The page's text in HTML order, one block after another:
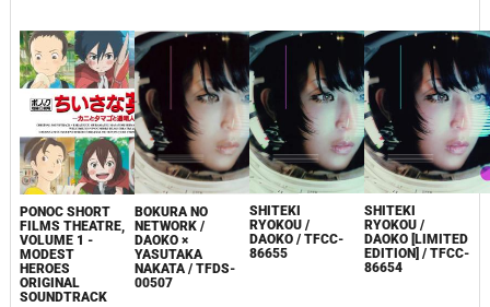
PONOC SHORT
FILMS THEATRE,
VOLUME 1 -
MODEST
HEROES
ORIGINAL
SOUNDTRACK
BOKURA NO
NETWORK /
DAOKO ×
YASUTAKA
NAKATA / TFDS-
00507
SHITEKI
RYOKOU /
DAOKO / TFCC-
86655
SHITEKI
RYOKOU /
DAOKO [LIMITED
EDITION] / TFCC-
86654